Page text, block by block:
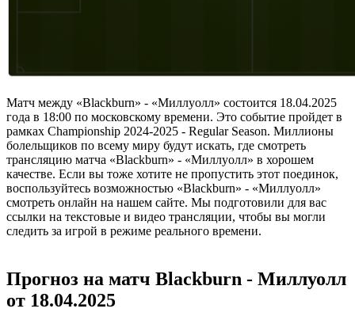
Матч между «Blackburn» - «Миллуолл» состоится 18.04.2025
года в 18:00 по московскому времени. Это событие пройдет в
рамках Championship 2024-2025 - Regular Season. Миллионы
болельщиков по всему миру будут искать, где смотреть
трансляцию матча «Blackburn» - «Миллуолл» в хорошем
качестве. Если вы тоже хотите не пропустить этот поединок,
воспользуйтесь возможностью «Blackburn» - «Миллуолл»
смотреть онлайн на нашем сайте. Мы подготовили для вас
ссылки на текстовые и видео трансляции, чтобы вы могли
следить за игрой в режиме реального времени.
Прогноз на матч Blackburn - Миллуолл
от 18.04.2025